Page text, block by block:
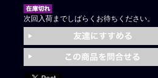
次回入荷までしばらくお待ちください。